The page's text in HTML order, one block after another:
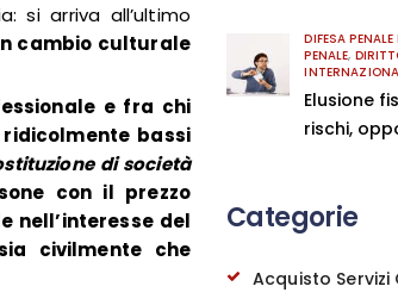
si arriva all’ultimo
cambio culturale
e fra chi
bassi
di società
con il prezzo
nell’interesse del
civilmente che
DIFESA
PENALE,
Elusione
rischi,
Categorie
Acquisto Servizi